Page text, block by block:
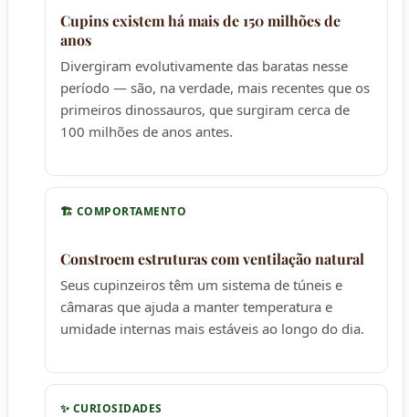
Cupins existem há mais de 150 milhões de
anos
Divergiram evolutivamente das baratas nesse
período — são, na verdade, mais recentes que os
primeiros dinossauros, que surgiram cerca de
100 milhões de anos antes.
🏗️ COMPORTAMENTO
Constroem estruturas com ventilação natural
Seus cupinzeiros têm um sistema de túneis e
câmaras que ajuda a manter temperatura e
umidade internas mais estáveis ao longo do dia.
✨ CURIOSIDADES